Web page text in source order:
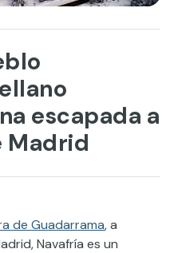
escapada a
Madrid
de Guadarrama, a
Navafría es un